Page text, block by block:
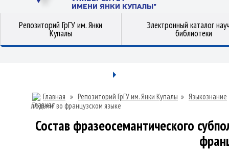
ИМЕНИ ЯНКИ КУПАЛЫ"
Репозиторий ГрГУ им. Янки
Купалы
Электронный каталог
библиотеки
Главная » Репозиторий ГрГУ им. Янки Купалы » Языкознание
людьми" во французском языке
Состав фразеосемантического